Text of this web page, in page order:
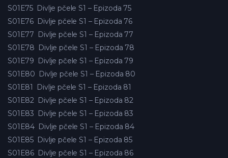
S01E75 Divlje pčele S1 – Epizoda 75
S01E76 Divlje pčele S1 – Epizoda 76
S01E77 Divlje pčele S1 – Epizoda 77
S01E78 Divlje pčele S1 – Epizoda 78
S01E79 Divlje pčele S1 – Epizoda 79
S01E80 Divlje pčele S1 – Epizoda 80
S01E81
Divlje pčele S1 – Epizoda 81
S01E82 Divlje pčele S1 – Epizoda 82
S01E83 Divlje pčele S1 – Epizoda 83
S01E84 Divlje pčele S1 – Epizoda 84
S01E85 Divlje pčele S1 – Epizoda 85
S01E86 Divlje pčele S1 – Epizoda 86